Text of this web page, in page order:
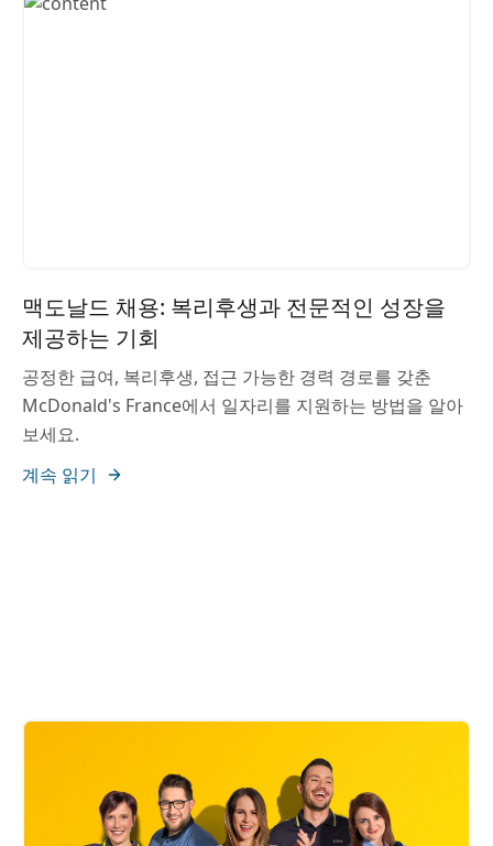
맥도날드 채용: 복리후생과 전문적인 성장을
제공하는 기회
공정한 급여, 복리후생, 접근 가능한 경력 경로를 갖춘
McDonald's France에서 일자리를 지원하는 방법을 알아
보세요.
계속 읽기